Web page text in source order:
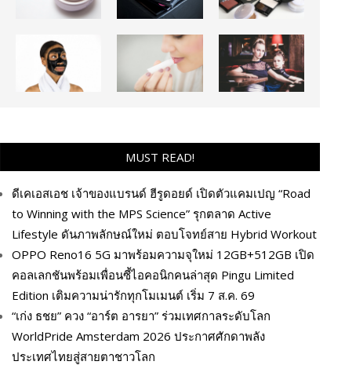
MUST READ!
ดีเคเอสเอช เจ้าของแบรนด์ ฮีรูดอยด์ เปิดตัวแคมเปญ “Road
to Winning with the MPS Science” รุกตลาด Active
Lifestyle ดันภาพลักษณ์ใหม่ ตอบโจทย์สาย Hybrid Workout
OPPO Reno16 5G มาพร้อมความจุใหม่ 12GB+512GB เปิด
คอลเลกชันพร้อมเพื่อนซี้ไอคอนิกคนล่าสุด Pingu Limited
Edition เติมความน่ารักทุกโมเมนต์ เริ่ม 7 ส.ค. 69
“เก่ง ธชย” ควง “อาร์ต อารยา” ร่วมเทศกาลระดับโลก
WorldPride Amsterdam 2026 ประกาศศักดาพลัง
ประเทศไทยสู่สายตาชาวโลก